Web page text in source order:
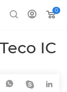
0
IC